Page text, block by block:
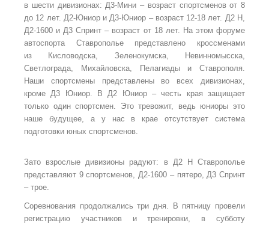
в шести дивизионах: Д3-Мини – возраст спортсменов от 8
до 12 лет. Д2-Юниор и Д3-Юниор – возраст 12-18 лет. Д2 Н,
Д2-1600 и Д3 Спринт – возраст от 18 лет. На этом форуме
автоспорта Ставрополье представлено кроссменами
из
Кисловодска, Зеленокумска, Невинномысска,
Светлограда, Михайловска, Пелагиады и Ставрополя.
Наши спортсмены представлены во
всех дивизионах,
кроме Д3
Юниор. В Д2
Юниор – честь края защищает
только один спортсмен. Это тревожит, ведь юниоры это
наше будущее, а
у нас в
крае отсутствует система
подготовки юных спортсменов.
Зато взрослые дивизионы радуют: в Д2
Н Ставрополье
представляют 9 спортсменов, Д2-1600 – пятеро, Д3 Спринт
– трое.
Соревнования продолжались три дня. В пятницу провели
регистрацию участников и тренировки, в
субботу